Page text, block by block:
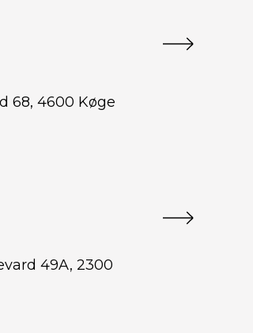
68, 4600 Køge
49A, 2300